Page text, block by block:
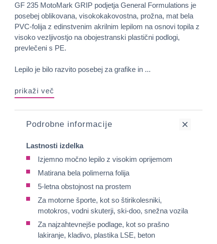
GF 235 MotoMark GRIP podjetja General Formulations je
posebej oblikovana, visokokakovostna, prožna, mat bela
PVC-folija z edinstvenim akrilnim lepilom na osnovi topila z
visoko vezljivostjo na obojestranski plastični podlogi,
prevlečeni s PE.
Lepilo je bilo razvito posebej za grafike in ...
prikaži več
Podrobne informacije
Lastnosti izdelka
Izjemno močno lepilo z visokim oprijemom
Matirana bela polimerna folija
5-letna obstojnost na prostem
Za motorne športe, kot so štirikolesniki,
motokros, vodni skuterji, ski-doo, snežna vozila
Za najzahtevnejše podlage, kot so prašno
lakiranje, kladivo, plastika LSE, beton